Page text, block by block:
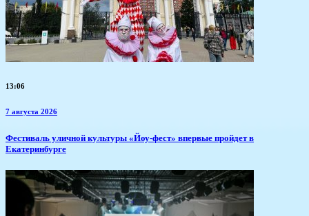
13:06
7 августа 2026
​Фестиваль уличной культуры «Йоу-фест» впервые пройдет в
Екатеринбурге